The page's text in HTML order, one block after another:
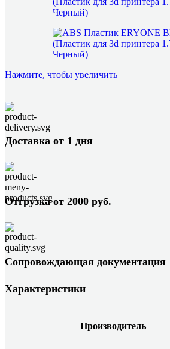
Нажмите, чтобы увеличить
Доставка от 1 дня
Отгрузка от 2000 руб.
Сопровождающая документация
Характеристики
Производитель